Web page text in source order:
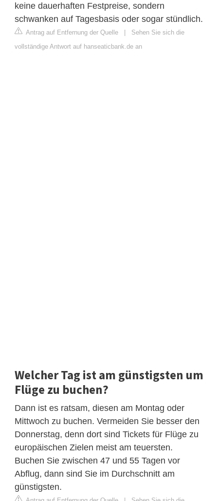
keine dauerhaften Festpreise, sondern
schwanken auf Tagesbasis oder sogar stündlich.
Antrag auf Entfernung der Quelle | Sehen Sie sich die
vollständige Antwort auf hanseaticbank.de an
Welcher Tag ist am günstigsten um
Flüge zu buchen?
Dann ist es ratsam, diesen am Montag oder
Mittwoch zu buchen. Vermeiden Sie besser den
Donnerstag, denn dort sind Tickets für Flüge zu
europäischen Zielen meist am teuersten.
Buchen Sie zwischen 47 und 55 Tagen vor
Abflug, dann sind Sie im Durchschnitt am
günstigsten.